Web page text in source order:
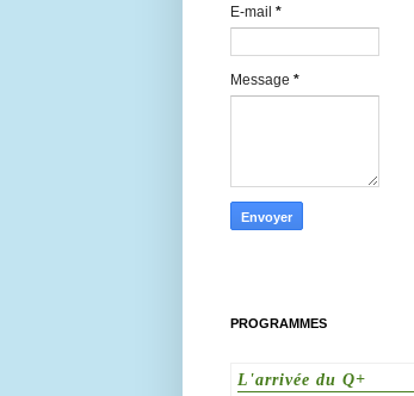
E-mail *
Message *
PROGRAMMES